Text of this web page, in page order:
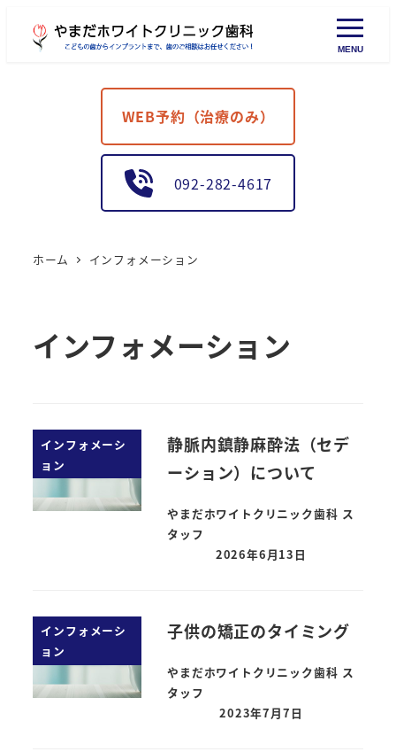
MENU
WEB予約（治療のみ）
092-282-4617
ホーム インフォメーション
インフォメーション
インフォメーシ
ョン
静脈内鎮静麻酔法（セデ
ーション）について
やまだホワイトクリニック歯科 ス
タッフ
2026年6月13日
インフォメーシ
ョン
子供の矯正のタイミング
やまだホワイトクリニック歯科 ス
タッフ
2023年7月7日